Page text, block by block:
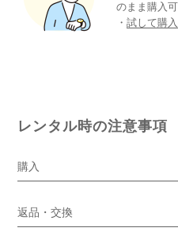
のまま購入
・試して購
レンタル時の注意事項
購入
返品・交換